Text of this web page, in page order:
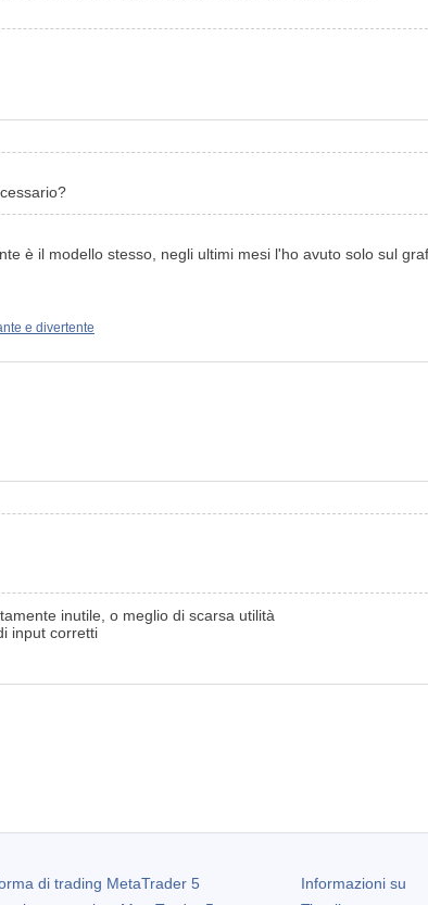
è il modello stesso, negli ultimi mesi l'ho avuto solo sul
e divertente
inutile, o meglio di scarsa utilità
input corretti
di trading MetaTrader 5
Informazioni su